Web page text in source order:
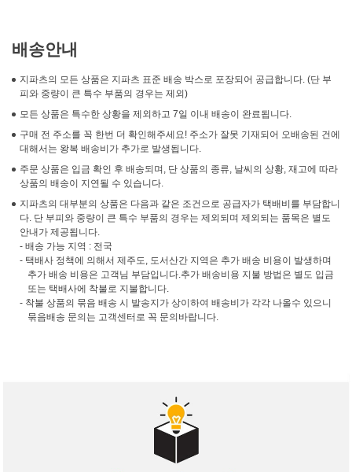
배송안내
지파츠의 모든 상품은 지파츠 표준 배송 박스로 포장되어 공급합니다. (단 부
피와 중량이 큰 특수 부품의 경우는 제외)
모든 상품은 특수한 상황을 제외하고 7일 이내 배송이 완료됩니다.
구매 전 주소를 꼭 한번 더 확인해주세요! 주소가 잘못 기재되어 오배송된 건에
대해서는 왕복 배송비가 추가로 발생됩니다.
주문 상품은 입금 확인 후 배송되며, 단 상품의 종류, 날씨의 상황, 재고에 따라
상품의 배송이 지연될 수 있습니다.
지파츠의 대부분의 상품은 다음과 같은 조건으로 공급자가 택배비를 부담합니
다. 단 부피와 중량이 큰 특수 부품의 경우는 제외되며 제외되는 품목은 별도
안내가 제공됩니다.
- 배송 가능 지역 : 전국
- 택배사 정책에 의해서 제주도, 도서산간 지역은 추가 배송 비용이 발생하며
추가 배송 비용은 고객님 부담입니다.추가 배송비용 지불 방법은 별도 입금
또는 택배사에 착불로 지불합니다.
- 착불 상품의 묶음 배송 시 발송지가 상이하여 배송비가 각각 나올수 있으니
묶음배송 문의는 고객센터로 꼭 문의바랍니다.